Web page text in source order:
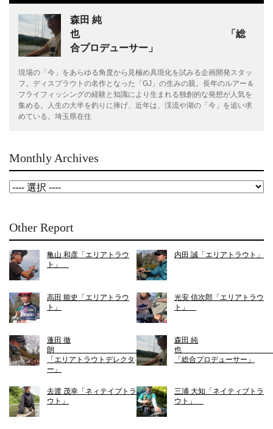
森田 純
也 「総
合プロデューサー」
現場の「今」をあらゆる角度から見極め具現化を試みる企画開発スタッ
フ。ディスプラウトの名作となった「GJ」の生みの親。長年のルアー＆
フライフィッシングの経験と知識により生まれる独創的な発想が人気を
集める。人生の大半を釣りに捧げ、近年は、渓流や湖の「今」を追い求
めている。埼玉県在住
Monthly Archives
Other Report
亀山 和彦「エリアトラウ
ト」
内田 誠「エリアトラウト」
高田 能史「エリアトラウ
ト」
光安 信次郎「エリアトラウ
ト」
蓬田 徹
朗
「エリアトラウトデレクタ
ー」
森田 純
「総合プロデューサー」
去渡 茂幸「ネィテイブトラ
ウト」
三浦 大知「ネイティブトラ
ウト」